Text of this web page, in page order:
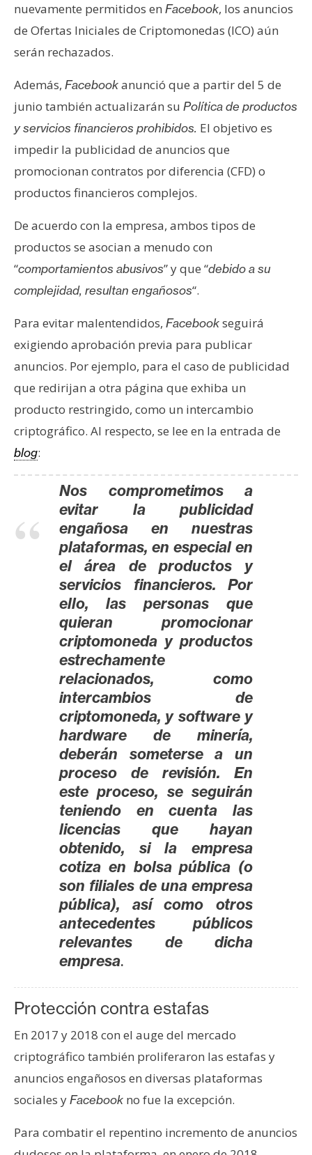
R
c
u
r
s
o
s
C
n
t
a
c
t
o
P
u
b
l
c
d
nuevamente permitidos en Facebook, los anuncios
de Ofertas Iniciales de Criptomonedas (ICO) aún
serán rechazados.
Además, Facebookanunció que a partir del 5 de
junio también actualizarán su Política de productos
y servicios financieros prohibidos. El objetivo es
impedir la publicidad de anuncios que
promocionan contratos por diferencia (CFD) o
productos financieros complejos.
De acuerdo con la empresa, ambos tipos de
productos se asocian a menudo con
“comportamientos abusivos” y que “debido a su
complejidad, resultan engañosos“.
Para evitar malentendidos, Facebookseguirá
exigiendo aprobación previa para publicar
anuncios. Por ejemplo, para el caso de publicidad
que redirijan a otra página que exhiba un
producto restringido, como un intercambio
criptográfico. Al respecto, se lee en la entrada de
blog:
Nos comprometimos a
evitar la publicidad
engañosa en nuestras
plataformas, en especial en
el área de productos y
servicios financieros. Por
ello, las personas que
quieran promocionar
criptomoneda y productos
estrechamente
relacionados, como
intercambios de
criptomoneda, y software y
hardware de minería,
deberán someterse a un
proceso de revisión. En
este proceso, se seguirán
teniendo en cuenta las
licencias que hayan
obtenido, si la empresa
cotiza en bolsa pública (o
son filiales de una empresa
pública), así como otros
antecedentes públicos
relevantes de dicha
empresa.
Protección contra estafas
En 2017 y 2018 con el auge del mercado
criptográfico también proliferaron las estafas y
anuncios engañosos en diversas plataformas
sociales yFacebook no fue la excepción.
Para combatir el repentino incremento de anuncios